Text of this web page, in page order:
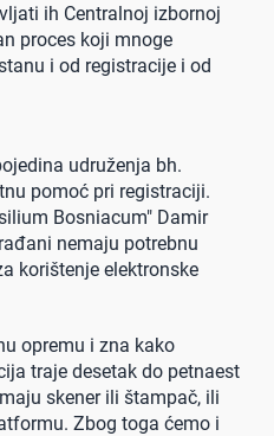
ih Centralnoj izbornoj
proces koji mnoge
i od registracije i od
udruženja bh.
pomoć pri registraciji.
Bosniacum" Damir
nemaju potrebnu
korištenje elektronske
opremu i zna kako
traje desetak do petnaest
skener ili štampač, ili
Zbog toga ćemo i